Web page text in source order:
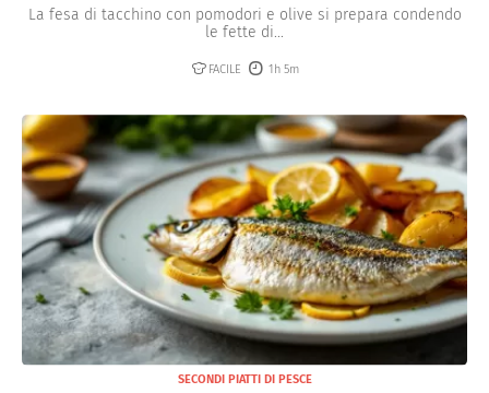
La fesa di tacchino con pomodori e olive si prepara condendo
le fette di...
FACILE 1h 5m
SECONDI PIATTI DI PESCE